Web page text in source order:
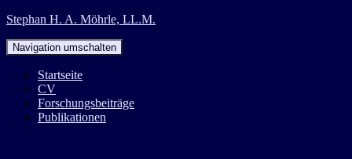
Stephan H. A. Möhrle, LL.M.
Navigation umschalten
Startseite
CV
Forschungsbeiträge
Publikationen